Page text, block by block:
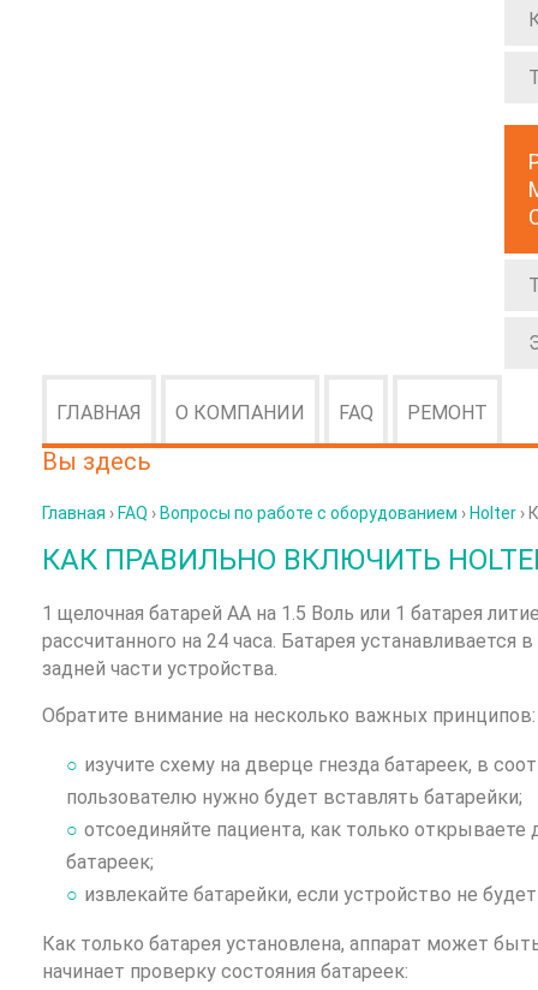
ГЛАВНАЯ О КОМПАНИИ FAQ РЕМОНТ
Вы здесь
Главная › FAQ › Вопросы по работе с оборудованием › Holter›
КАК ПРАВИЛЬНО ВКЛЮЧИТЬ
1 щелочная батарей АА на 1.5 Воль или 1 батарея
рассчитанного на 24 часа. Батарея устанавливается
задней части устройства.
Обратите внимание на несколько важных принципов:
изучите схему на дверце гнезда батареек, в
пользователю нужно будет вставлять батарейки;
отсоединяйте пациента, как только открываете
батареек;
извлекайте батарейки, если устройство не
Как только батарея установлена, аппарат может
начинает проверку состояния батареек: